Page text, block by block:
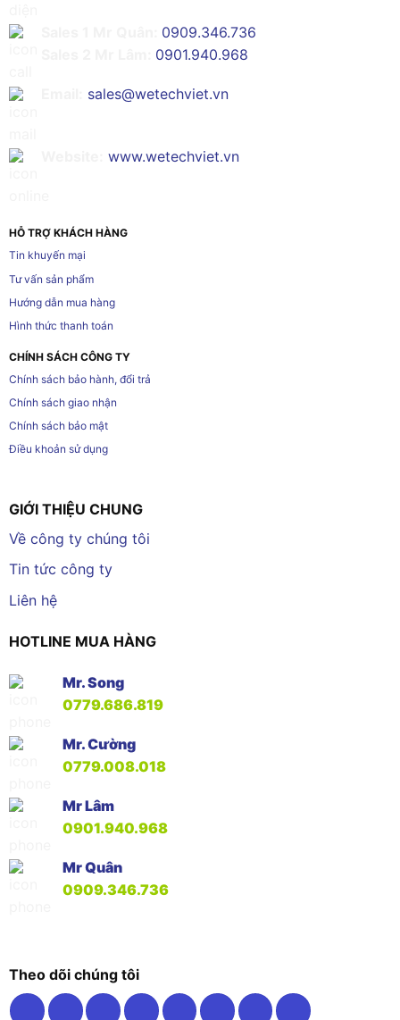
0909.346.736
0901.940.968
sales@wetechviet.vn
www.wetechviet.vn
HỖ TRỢ KHÁCH HÀNG
Tin khuyến mại
Tư vấn sản phẩm
Hướng dẫn mua hàng
Hình thức thanh toán
CHÍNH SÁCH CÔNG TY
Chính sách bảo hành, đổi trả
Chính sách giao nhận
Chính sách bảo mật
Điều khoản sử dụng
GIỚI THIỆU CHUNG
Về công ty chúng tôi
Tin tức công ty
Liên hệ
HOTLINE MUA HÀNG
Mr. Song
0779.686.819
Mr. Cường
0779.008.018
Mr Lâm
0901.940.968
Mr Quân
0909.346.736
Theo dõi chúng tôi